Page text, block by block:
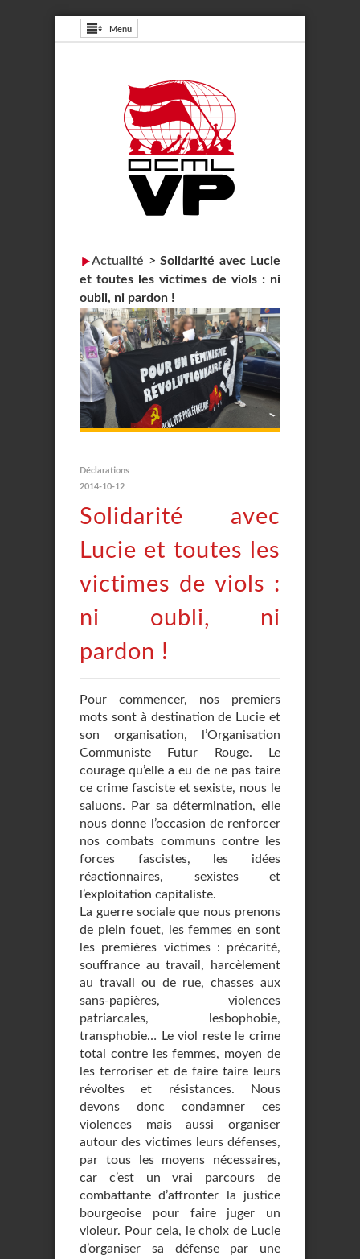
Menu
Actualité > Solidarité avec Lucie
et toutes les victimes de viols : ni
oubli, ni pardon !
Déclarations
2014-10-12
Solidarité avec
Lucie et toutes les
victimes de viols :
ni oubli, ni
pardon !
Pour commencer, nos premiers
mots sont à destination de Lucie et
son organisation, l’Organisation
Communiste Futur Rouge. Le
courage qu’elle a eu de ne pas taire
ce crime fasciste et sexiste, nous le
saluons. Par sa détermination, elle
nous donne l’occasion de renforcer
nos combats communs contre les
forces fascistes, les idées
réactionnaires, sexistes et
l’exploitation capitaliste.
La guerre sociale que nous prenons
de plein fouet, les femmes en sont
les premières victimes : précarité,
souffrance au travail, harcèlement
au travail ou de rue, chasses aux
sans-papières, violences
patriarcales, lesbophobie,
transphobie… Le viol reste le crime
total contre les femmes, moyen de
les terroriser et de faire taire leurs
révoltes et résistances. Nous
devons donc condamner ces
violences mais aussi organiser
autour des victimes leurs défenses,
par tous les moyens nécessaires,
car c’est un vrai parcours de
combattante d’affronter la justice
bourgeoise pour faire juger un
violeur. Pour cela, le choix de Lucie
d’organiser sa défense par une